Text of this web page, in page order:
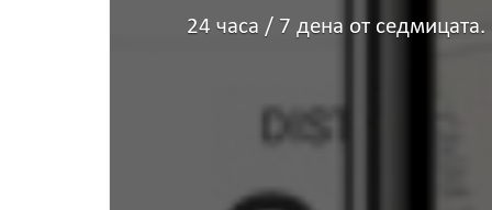
24 часа / 7 дена от седмицата.